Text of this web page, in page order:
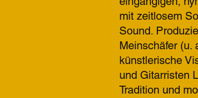
mit zeitlosem
Sound.
Meinschäfer (u.
künstlerische
und Gitarristen
Tradition und